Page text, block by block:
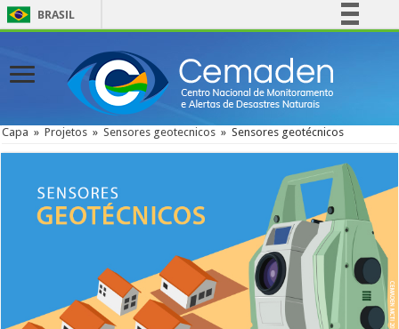
BRASIL
Comunica BR
Participe
Acesso à informação
Legislação
Canais
Capa » Projetos » Sensores geotecnicos » Sensores geotécnicos